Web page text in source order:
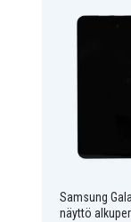
Väri:
Tuotetyyppi
Merkki
Samsung
näyttö